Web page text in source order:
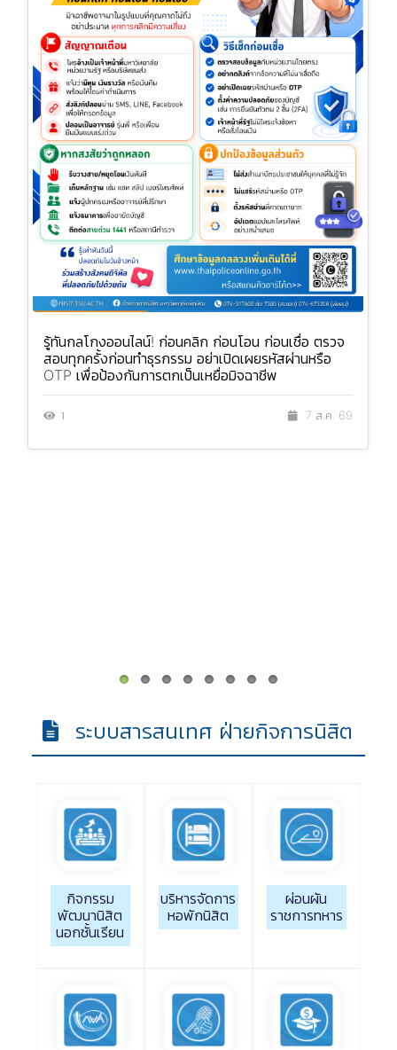
รู้ทันกลโกงออนไลน์! ก่อนคลิก ก่อนโอน ก่อนเชื่อ ตรวจ
สอบทุกครั้งก่อนทำธุรกรรม อย่าเปิดเผยรหัสผ่านหรือ
OTP เพื่อป้องกันการตกเป็นเหยื่อมิจฉาชีพ
1 7 ส.ค. 69
ระบบสารสนเทศ ฝ่ายกิจการนิสิต
กิจกรรม
พัฒนานิสิต
นอกชั้นเรียน
บริหารจัดการ
หอพักนิสิต
ผ่อนผัน
ราชการทหาร